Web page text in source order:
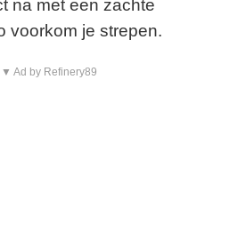
na met een zachte
voorkom je strepen.
▼ Ad by Refinery89